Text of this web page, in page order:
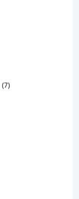
(7)